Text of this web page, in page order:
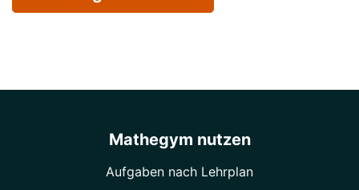
Mathegym nutzen
Aufgaben nach Lehrplan